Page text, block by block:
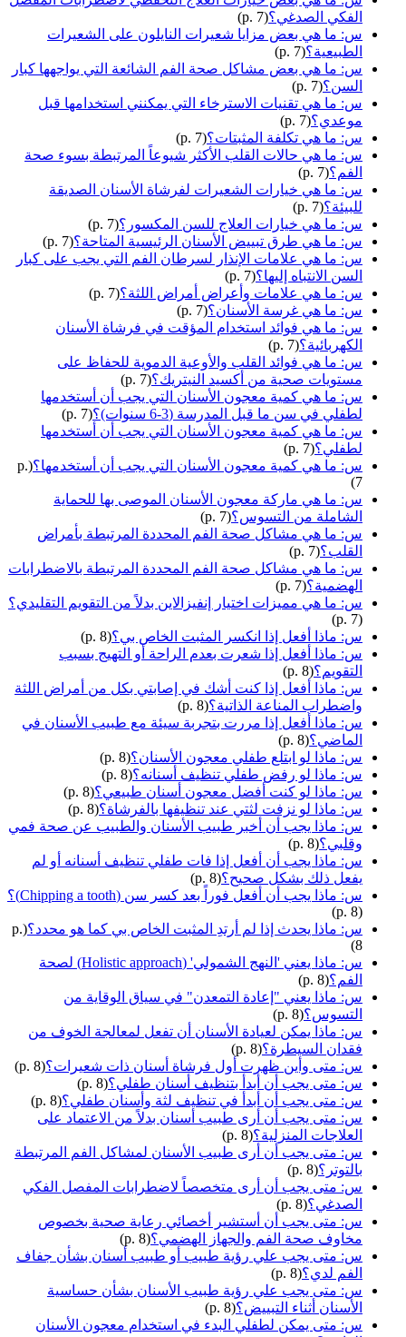
الفكي الصدغي؟(p. 7)
س: ما هي بعض مزايا شعيرات النايلون على الشعيرات
الطبيعية؟(p. 7)
س: ما هي بعض مشاكل صحة الفم الشائعة التي يواجهها كبار
السن؟(p. 7)
س: ما هي تقنيات الاسترخاء التي يمكنني استخدامها قبل
موعدي؟(p. 7)
س: ما هي تكلفة المثبتات؟(p. 7)
س: ما هي حالات القلب الأكثر شيوعاً المرتبطة بسوء صحة
الفم؟(p. 7)
س: ما هي خيارات الشعيرات لفرشاة الأسنان الصديقة
للبيئة؟(p. 7)
س: ما هي خيارات العلاج للسن المكسور؟(p. 7)
س: ما هي طرق تبييض الأسنان الرئيسية المتاحة؟(p. 7)
س: ما هي علامات الإنذار لسرطان الفم التي يجب على كبار
السن الانتباه إليها؟(p. 7)
س: ما هي علامات وأعراض أمراض اللثة؟(p. 7)
س: ما هي غرسة الأسنان؟(p. 7)
س: ما هي فوائد استخدام المؤقت في فرشاة الأسنان
الكهربائية؟(p. 7)
س: ما هي فوائد القلب والأوعية الدموية للحفاظ على
مستويات صحية من أكسيد النيتريك؟(p. 7)
س: ما هي كمية معجون الأسنان التي يجب أن أستخدمها
لطفلي في سن ما قبل المدرسة (3-6 سنوات)؟
(p. 7)
س: ما هي كمية معجون الأسنان التي يجب أن أستخدمها
لطفلي؟(p. 7)
س: ما هي كمية معجون الأسنان التي يجب أن أستخدمها؟ (p.
7)
س: ما هي ماركة معجون الأسنان الموصى بها للحماية
الشاملة من التسوس؟(p. 7)
س: ما هي مشاكل صحة الفم المحددة المرتبطة بأمراض
القلب؟(p. 7)
س: ما هي مشاكل صحة الفم المحددة المرتبطة بالاضطرابات
الهضمية؟(p. 7)
س: ما هي مميزات اختيار إنفيزالاين بدلاً من التقويم التقليدي؟
(p. 7)
س: ماذا أفعل إذا انكسر المثبت الخاص بي؟(p. 8)
س: ماذا أفعل إذا شعرت بعدم الراحة أو التهيج بسبب
التقويم؟(p. 8)
س: ماذا أفعل إذا كنت أشك في إصابتي بكل من أمراض اللثة
واضطراب المناعة الذاتية؟(p. 8)
س: ماذا أفعل إذا مررت بتجربة سيئة مع طبيب الأسنان في
الماضي؟(p. 8)
س: ماذا لو ابتلع طفلي معجون الأسنان؟(p. 8)
س: ماذا لو رفض طفلي تنظيف أسنانه؟(p. 8)
س: ماذا لو كنت أفضل معجون أسنان طبيعي؟(p. 8)
س: ماذا لو نزفت لثتي عند تنظيفها بالفرشاة؟(p. 8)
س: ماذا يجب أن أخبر طبيب الأسنان والطبيب عن صحة فمي
وقلبي؟(p. 8)
س: ماذا يجب أن أفعل إذا فات طفلي تنظيف أسنانه أو لم
يفعل ذلك بشكل صحيح؟(p. 8)
س: ماذا يجب أن أفعل فوراً بعد كسر سن (Chipping a tooth)؟
(p. 8)
س: ماذا يحدث إذا لم أرتدِ المثبت الخاص بي كما هو محدد؟ (p.
8)
س: ماذا يعني 'النهج الشمولي' (Holistic approach) لصحة
الفم؟(p. 8)
س: ماذا يعني "إعادة التمعدن" في سياق الوقاية من
التسوس؟(p. 8)
س: ماذا يمكن لعيادة الأسنان أن تفعل لمعالجة الخوف من
فقدان السيطرة؟(p. 8)
س: متى وأين ظهرت أول فرشاة أسنان ذات شعيرات؟(p. 8)
س: متى يجب أن أبدأ بتنظيف أسنان طفلي؟(p. 8)
س: متى يجب أن أبدأ في تنظيف لثة وأسنان طفلي؟(p. 8)
س: متى يجب أن أرى طبيب أسنان بدلاً من الاعتماد على
العلاجات المنزلية؟(p. 8)
س: متى يجب أن أرى طبيب الأسنان لمشاكل الفم المرتبطة
بالتوتر؟(p. 8)
س: متى يجب أن أرى متخصصاً لاضطرابات المفصل الفكي
الصدغي؟(p. 8)
س: متى يجب أن أستشير أخصائي رعاية صحية بخصوص
مخاوف صحة الفم والجهاز الهضمي؟(p. 8)
س: متى يجب علي رؤية طبيب أو طبيب أسنان بشأن جفاف
الفم لدي؟(p. 8)
س: متى يجب علي رؤية طبيب الأسنان بشأن حساسية
الأسنان أثناء التبييض؟(p. 8)
س: متى يمكن لطفلي البدء في استخدام معجون الأسنان